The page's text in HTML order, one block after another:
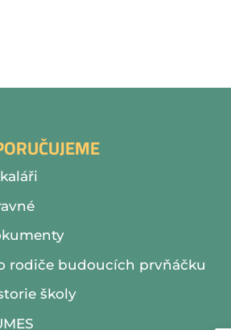
rodiče budoucích prvňáčku
školy